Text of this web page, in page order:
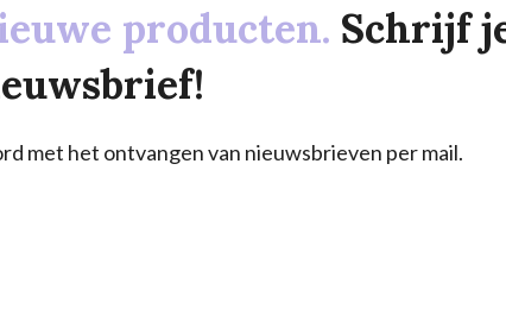
producten. Schrijf
met het ontvangen van nieuwsbrieven per mail.